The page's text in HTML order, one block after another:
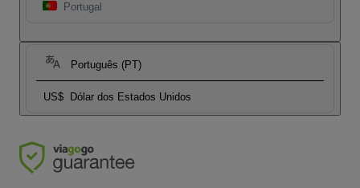
Portugal
Português (PT)
US$ Dólar dos Estados Unidos